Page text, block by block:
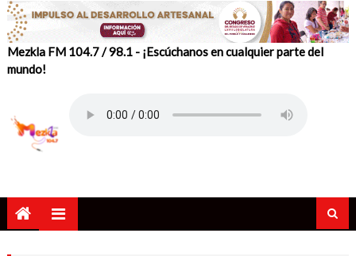
Mezkla FM 104.7 / 98.1 - ¡Escúchanos en cualquier parte del
mundo!